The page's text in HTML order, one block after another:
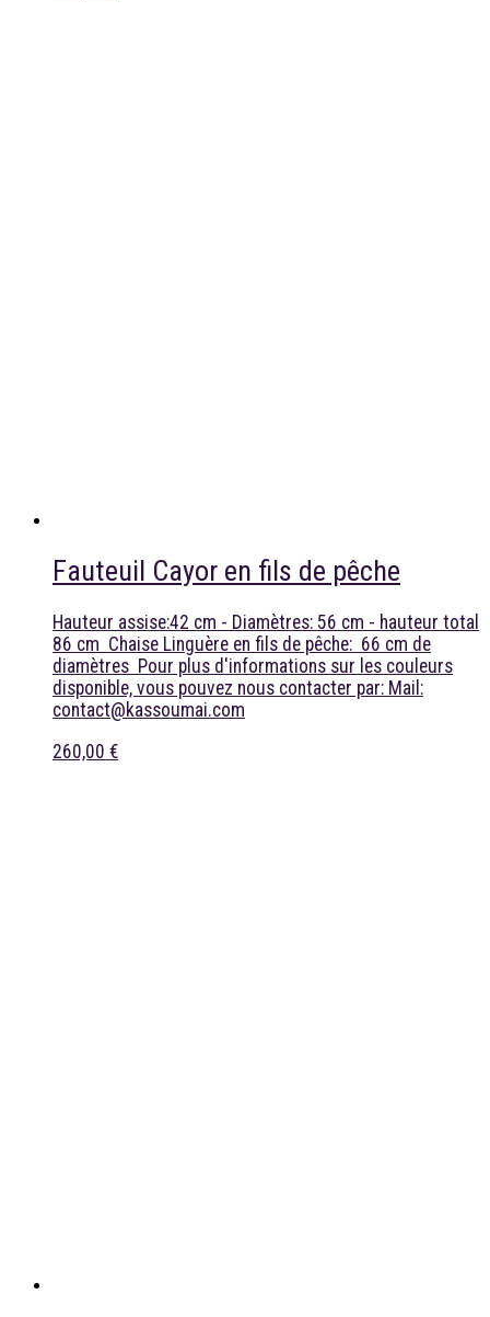
Fauteuil Cayor en fils de pêche
Hauteur assise:42 cm - Diamètres: 56 cm - hauteur total
86 cm Chaise Linguère en fils de pêche: 66 cm de
diamètres Pour plus d'informations sur les couleurs
disponible, vous pouvez nous contacter par: Mail:
contact@kassoumai.com
260,00 €